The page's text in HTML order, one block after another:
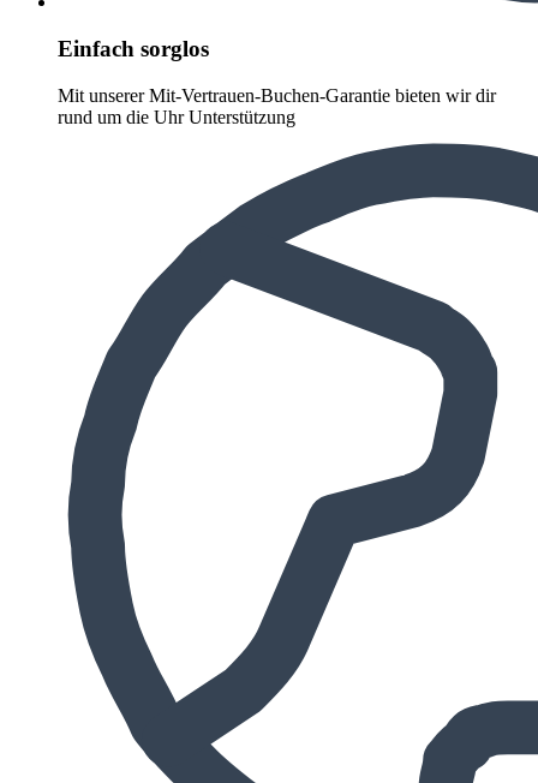
Einfach sorglos
Mit unserer Mit-Vertrauen-Buchen-Garantie bieten wir dir
rund um die Uhr Unterstützung